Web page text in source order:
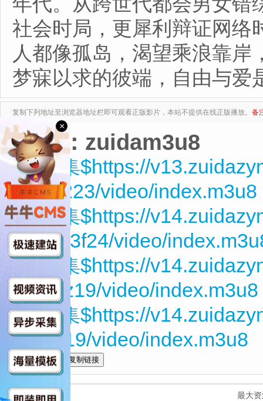
社会时局，更犀利辩证网络
人都像孤岛，渴望乘浪靠
梦寐以求的彼端，自由与爱
复制下列地址至浏览器地址栏即可观看正版影片，本站不提供在线正版播放。 备
来源：zuidam3u8
第01集$https://
7z4h223/video/index.m3u8
第02集$https://
ZPaN3f24/video/
第03集$https://
qA0Jz19/video/index.m3u8
第04集$https://
PtAB19/video/index.m3u8
全选
最大
×